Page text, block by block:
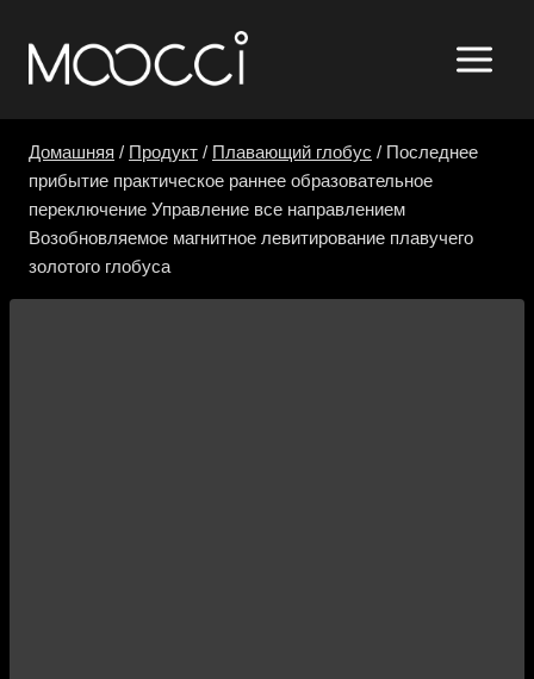
контенту
Домашняя / Продукт / Плавающий глобус / Последнее
прибытие практическое раннее образовательное
переключение Управление все направлением
Возобновляемое магнитное левитирование плавучего
золотого глобуса